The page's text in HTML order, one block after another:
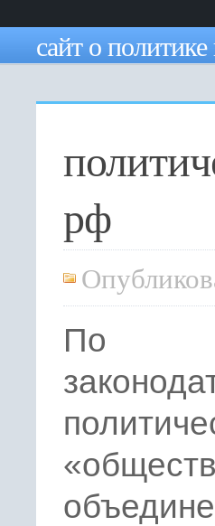
сайт о
рф
По